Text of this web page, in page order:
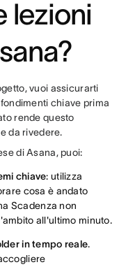
lezioni
vuoi assicurarti
chiave prima
rende questo
da rivedere.
di Asana, puoi:
chiave: utilizza
cosa è andato
Scadenza non
all'ultimo minuto.
in tempo reale.